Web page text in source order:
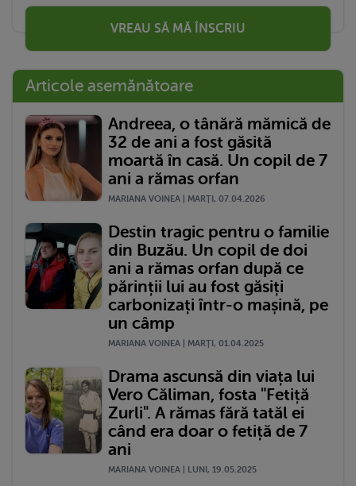
VREAU SĂ MĂ ÎNSCRIU
Articole asemănătoare
Andreea, o tânără mămică de
32 de ani a fost găsită
moartă în casă. Un copil de 7
ani a rămas orfan
MARIANA VOINEA | MARŢI, 07.04.2026
Destin tragic pentru o familie
din Buzău. Un copil de doi
ani a rămas orfan după ce
părinții lui au fost găsiți
carbonizați într-o mașină, pe
un câmp
MARIANA VOINEA | MARŢI, 01.04.2025
Drama ascunsă din viața lui
Vero Căliman, fosta "Fetiță
Zurli". A rămas fără tatăl ei
când era doar o fetiță de 7
ani
MARIANA VOINEA | LUNI, 19.05.2025